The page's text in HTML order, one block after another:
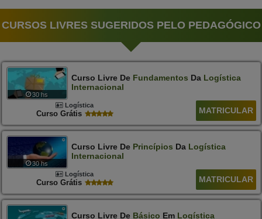
CURSOS LIVRES SUGERIDOS PELO PEDAGÓGICO
30 hs
Curso Livre De Fundamentos Da Logística
Internacional
Logística
Curso Grátis MATRICULAR
30 hs
Curso Livre De Princípios Da Logística
Internacional
Logística
Curso Grátis MATRICULAR
Curso Livre De Básico Em Logística